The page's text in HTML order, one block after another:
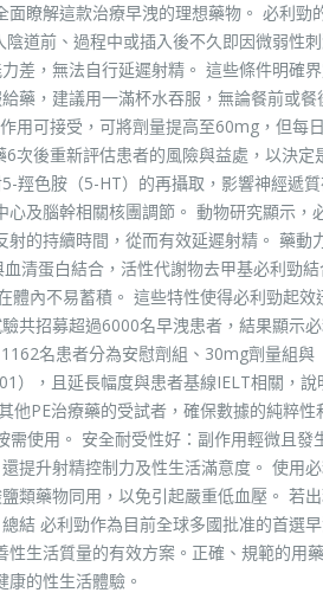
瞭解這款治療早洩的理想藥物。 必利勁
道前、過程中或插入後不久即因微弱性
差，無法自行延遲射精。 這些條件明確
藥，建議用一滿杯水吞服，無論餐前或餐
用可接受，可將劑量提高至60mg，但每
次後重新評估患者的風險與益處，以決定
羥色胺（5-HT）的再攝取，影響神經遞
及腦幹相關核團調節。 動物研究顯示，
的持續時間，從而有效延遲射精。 藥動
清蛋白結合，活性代謝物去甲基必利勁
體內不易蓄積。 這些特性使得必利勁起效
共招募超過6000名早洩患者，結果顯示
名患者分為安慰劑組、30mg劑量組與
），且延長幅度與患者基線IELT相關，說
他PE治療藥的受試者，確保數據的純粹性
使用。 安全耐受性好：副作用輕微且發
提升射精控制力及性生活滿意度。 使用
類藥物同用，以免引起嚴重低血壓。 若
結 必利勁作為目前全球多國批准的首選
生活質量的有效方案。正確、規範的用
的性生活體驗。